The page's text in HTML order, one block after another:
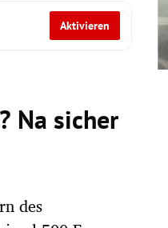
Aktivieren
Na sicher
des